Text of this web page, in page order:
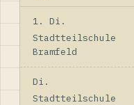
1. Di.
Stadtteilschule
Bramfeld
Di.
Stadtteilschule